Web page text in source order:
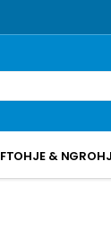
FTOHJE &